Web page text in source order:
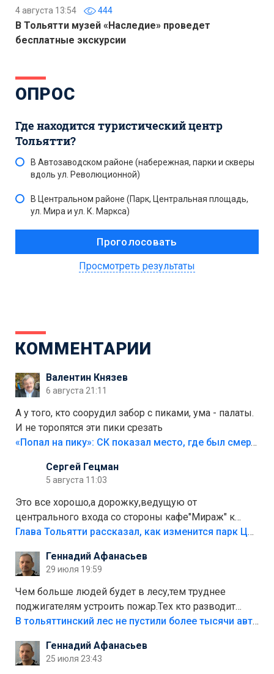
4 августа 13:54 444
В Тольятти музей «Наследие» проведет
бесплатные экскурсии
ОПРОС
Где находится туристический центр
Тольятти?
В Автозаводском районе (набережная, парки и скверы
вдоль ул. Революционной)
В Центральном районе (Парк, Центральная площадь,
ул. Мира и ул. К. Маркса)
Просмотреть результаты
КОММЕНТАРИИ
Валентин Князев
6 августа 21:11
А у того, кто соорудил забор с пиками, ума - палаты.
И не торопятся эти пики срезать
«Попал на пику»: СК показал место, где был смертельно травмирован ребенок в Тольятти
Сергей Гецман
5 августа 11:03
Это все хорошо,а дорожку,ведущую от
центрального входа со стороны кафе"Мираж" к
аттракционам слабо доделать?А то бордюры
лежала в парке и испортилась.Да еще,видимо,часть
украли.
Глава Тольятти рассказал, как изменится парк Центрального района
Геннадий Афанасьев
29 июля 19:59
Чем больше людей будет в лесу,тем труднее
поджигателям устроить пожар.Тех кто разводит
костры,тех надо безбожно штрафовать.Камер полно
Штрафы мизерные.
В тольяттинский лес не пустили более тысячи автомобилей
Геннадий Афанасьев
25 июля 23:43